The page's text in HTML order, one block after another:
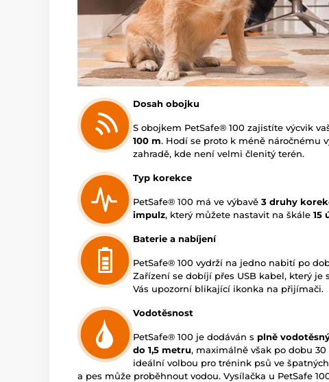
Dosah obojku
S obojkem PetSafe® 100 zajistíte výcvik
100 m. Hodí se proto k méně náročnému
zahradě, kde není velmi členitý terén.
Typ korekce
PetSafe® 100 má ve výbavě 3 druhy
impulz, který můžete nastavit na škále 15
Baterie a nabíjení
PetSafe® 100 vydrží na jedno nabití po
Zařízení se dobíjí přes USB kabel, který
Vás upozorní blikající ikonka na přijímači.
Vodotěsnost
PetSafe® 100 je dodáván s plně
do 1,5 metru, maximálně však po dobu
ideální volbou pro trénink psů ve
a pes může proběhnout vodou. Vysílačka u PetSafe